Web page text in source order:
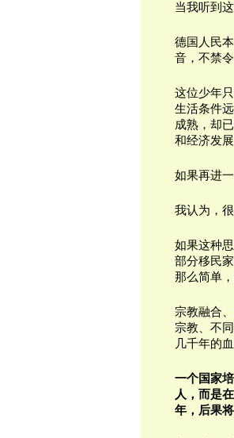
当我听到
德国人民
音，不禁
这位少年
生活条件
成熟，却
和经济发
如果再进
我认为，
如果这种
部分移民
那么简单
宗教融合
宗教、不
几千年的
一个国家
人，而是
年，后果将